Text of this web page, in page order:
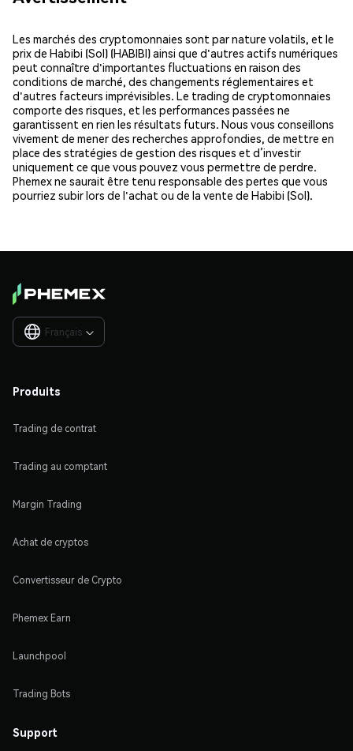
Les marchés des cryptomonnaies sont par nature volatils, et le
prix de Habibi (Sol) (HABIBI) ainsi que d'autres actifs numériques
peut connaître d'importantes fluctuations en raison des
conditions de marché, des changements réglementaires et
d'autres facteurs imprévisibles. Le trading de cryptomonnaies
comporte des risques, et les performances passées ne
garantissent en rien les résultats futurs. Nous vous conseillons
vivement de mener des recherches approfondies, de mettre en
place des stratégies de gestion des risques et d’investir
uniquement ce que vous pouvez vous permettre de perdre.
Phemex ne saurait être tenu responsable des pertes que vous
pourriez subir lors de l'achat ou de la vente de Habibi (Sol).
Français 
Produits
Trading de contrat
Trading au comptant
Margin Trading
Achat de cryptos
Convertisseur de Crypto
Phemex Earn
Launchpool
Trading Bots
Support